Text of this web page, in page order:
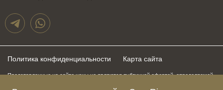
Политика конфиденциальности Карта сайта
Представленные на сайте цены не являются публичной офертой, определяемой